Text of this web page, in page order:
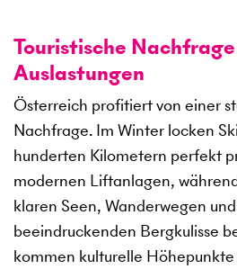
Touristische
Auslastungen
Österreich profitiert von einer
Nachfrage. Im Winter locken
hunderten Kilometern perfekt
modernen Liftanlagen,
klaren Seen, Wanderwegen
beeindruckenden Bergkulisse
kommen kulturelle